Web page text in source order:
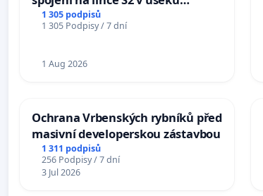
Ostrava – Bohumín – Karviná –
Mosty u Jablunkova
1 305 podpisů
1 305 Podpisy / 7 dní
1 Aug 2026
Ochrana Vrbenských rybníků před
masivní developerskou zástavbou
1 311 podpisů
256 Podpisy / 7 dní
3 Jul 2026